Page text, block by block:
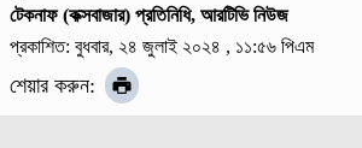
টেকনাফ (কক্সবাজার) প্রতিনিধি, আরটিভি নিউজ
প্রকাশিত: বুধবার, ২৪ জুলাই ২০২৪ , ১১:৫৬ পিএম
শেয়ার করুন: